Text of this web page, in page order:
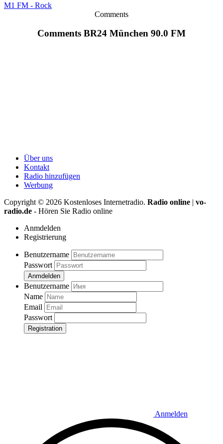
M1 FM - Rock
Comments
Comments BR24 München 90.0 FM
Über uns
Kontakt
Radio hinzufügen
Werbung
Copyright © 2026 Kostenloses Internetradio. Radio online | vo-
radio.de - Hören Sie Radio online
Anmdelden
Registrierung
Benutzername
Passwort
Anmdelden
Benutzername
Name
Email
Passwort
Registration
Anmelden